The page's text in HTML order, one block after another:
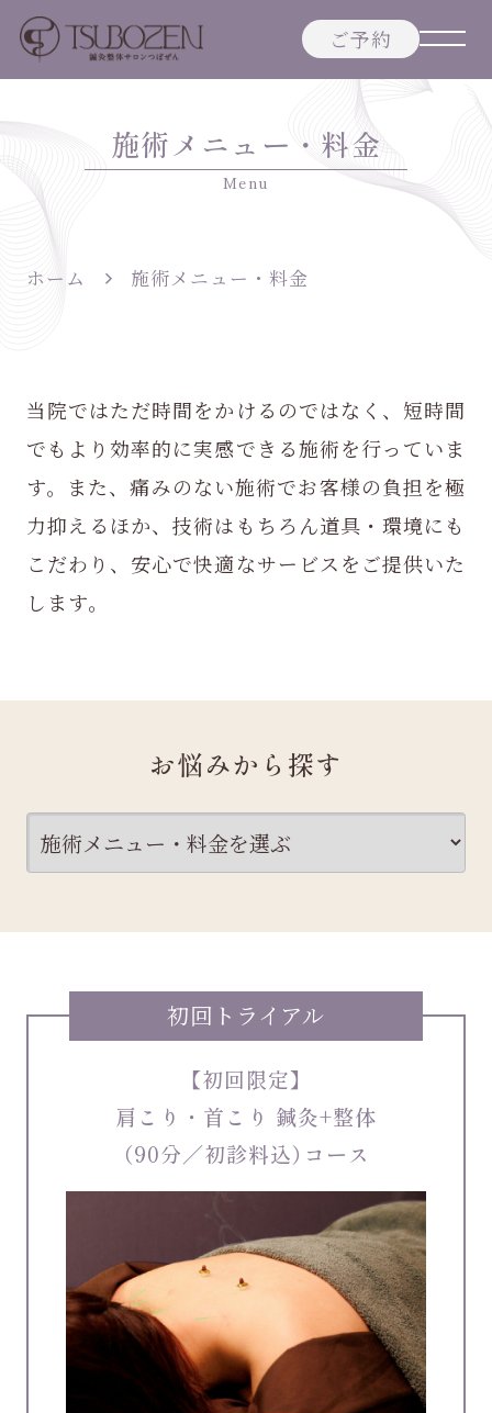
ンつぼぜん |
鹿児島市の鍼
灸・整体
ご予約
施術メニュー・料金
Menu
ホーム 施術メニュー・料金
当院ではただ時間をかけるのではなく、短時間
でもより効率的に実感できる施術を行っていま
す。
また、痛みのない施術でお客様の負担を極
力抑えるほか、技術はもちろん道具・環境にも
こだわり、安心で快適なサービスをご提供いた
します。
お悩みから探す
初回トライアル
【初回限定】
肩こり・首こり 鍼灸+整体
（90分／初診料込）コース